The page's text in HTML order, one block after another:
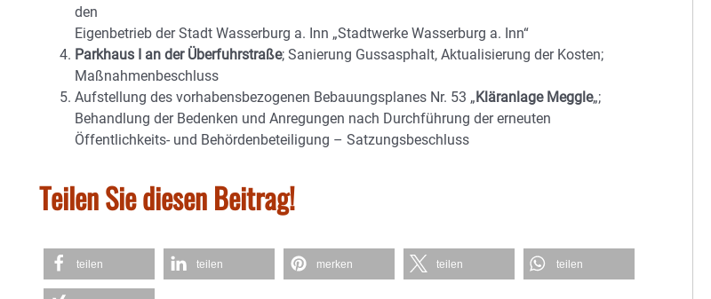
den
Eigenbetrieb der Stadt Wasserburg a. Inn „Stadtwerke Wasserburg a. Inn“
Parkhaus I an der Überfuhrstraße; Sanierung Gussasphalt, Aktualisierung der Kosten;
Maßnahmenbeschluss
Aufstellung des vorhabensbezogenen Bebauungsplanes Nr. 53 „Kläranlage Meggle„;
Behandlung der Bedenken und Anregungen nach Durchführung der erneuten
Öffentlichkeits- und Behördenbeteiligung – Satzungsbeschluss
Teilen Sie diesen Beitrag!
teilen teilen merken teilen teilen